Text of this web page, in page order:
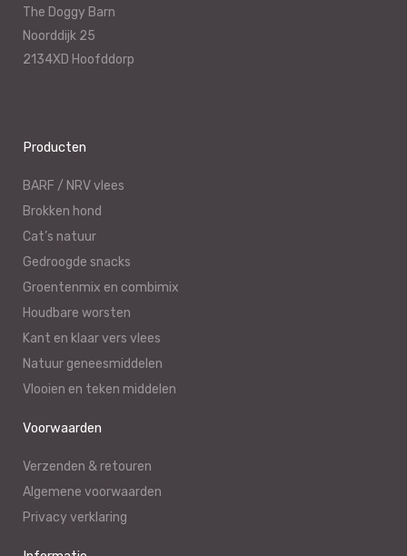
The Doggy Barn
Noorddijk 25
2134XD Hoofddorp
Producten
BARF / NRV vlees
Brokken hond
Cat’s natuur
Gedroogde snacks
Groentenmix en combimix
Houdbare worsten
Kant en klaar vers vlees
Natuur geneesmiddelen
Vlooien en teken middelen
Voorwaarden
Verzenden & retouren
Algemene voorwaarden
Privacy verklaring